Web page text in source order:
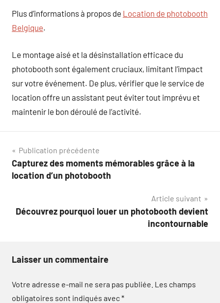
Plus d’informations à propos de Location de photobooth
Belgique.
Le montage aisé et la désinstallation efficace du
photobooth sont également cruciaux, limitant l’impact
sur votre événement. De plus, vérifier que le service de
location offre un assistant peut éviter tout imprévu et
maintenir le bon déroulé de l’activité.
Navigation
de
Publication précédente
Capturez des moments mémorables grâce à la
location d’un photobooth
Article suivant
Découvrez pourquoi louer un photobooth devient
incontournable
Laisser un commentaire
Votre adresse e-mail ne sera pas publiée. Les champs
obligatoires sont indiqués avec*